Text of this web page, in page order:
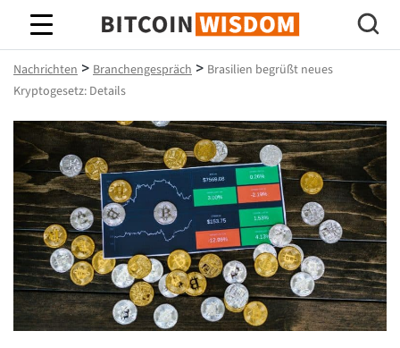
Bitcoin-Weisheit
Nachrichten > Branchengespräch > Brasilien begrüßt neues
Kryptogesetz: Details